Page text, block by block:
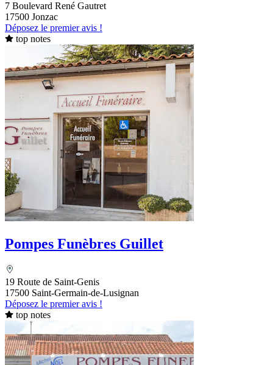
7 Boulevard René Gautret
17500 Jonzac
Déposez le premier avis !
top notes
Pompes Funèbres Guillet
19 Route de Saint-Genis
17500 Saint-Germain-de-Lusignan
Déposez le premier avis !
top notes